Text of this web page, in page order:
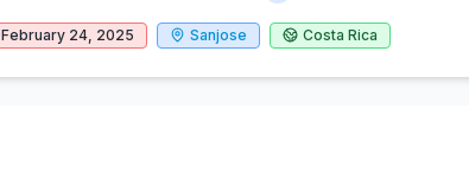
February 24, 2025 Sanjose Costa Rica